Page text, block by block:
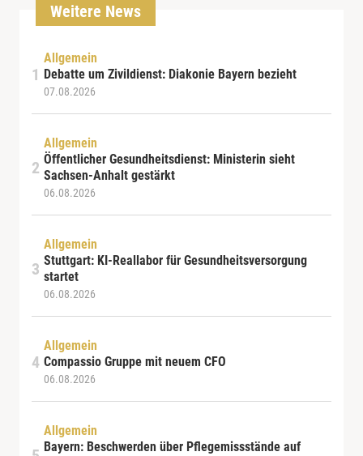
Weitere News
Allgemein
Debatte um Zivildienst: Diakonie Bayern bezieht
07.08.2026
Allgemein
Öffentlicher Gesundheitsdienst: Ministerin sieht
Sachsen-Anhalt gestärkt
06.08.2026
Allgemein
Stuttgart: KI-Reallabor für Gesundheitsversorgung
startet
06.08.2026
Allgemein
Compassio Gruppe mit neuem CFO
06.08.2026
Allgemein
Bayern: Beschwerden über Pflegemissstände auf